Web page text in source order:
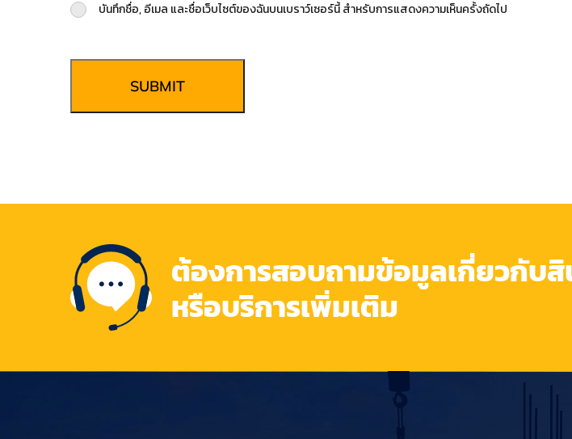
บันทึกชื่อ, อีเมล และชื่อเว็บไซต์ของฉันบนเบราว์เซอร์นี้ สำหรับการแสดงความเห็นครั้งถัดไป
SUBMIT
ต้องการสอบถามข้อมูลเกี่ยวกับ
หรือบริการเพิ่มเติม